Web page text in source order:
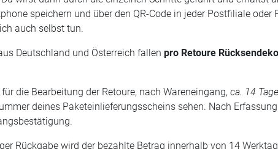
speichern und über den QR-Code in jeder Postfiliale
auch selbst tun.
Deutschland und Österreich fallen pro Retoure
die Bearbeitung der Retoure, nach Wareneingang, ca. 14
deines Paketeinlieferungsscheins sehen. Nach
Rückgabe wird der bezahlte Betrag innerhalb von 14